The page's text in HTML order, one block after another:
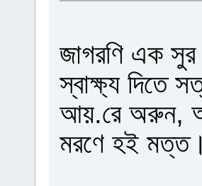
জাগরণি এক সুর
স্বাক্ষ্য দিতে
আয়.রে অরুন,
মরণে হই